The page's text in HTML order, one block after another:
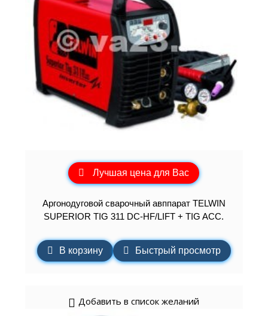
Лучшая цена для Вас
Аргонодуговой сварочный авппарат TELWIN
SUPERIOR TIG 311 DC-HF/LIFT + TIG ACC.
В корзину Быстрый просмотр
Добавить в список желаний